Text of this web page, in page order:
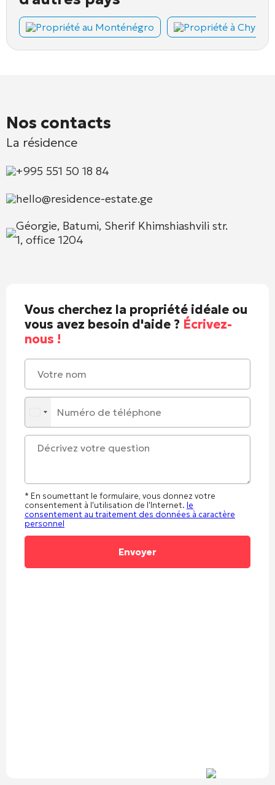
Propriété au Monténégro Propriété à Chypre
Nos contacts
La résidence
+995 551 50 18 84
hello@residence-estate.ge
Géorgie, Batumi, Sherif Khimshiashvili str.
1, office 1204
Vous cherchez la propriété idéale ou
vous avez besoin d'aide ? Écrivez-
nous !
* En soumettant le formulaire, vous donnez votre
consentement à l'utilisation de l'Internet. le
consentement au traitement des données à caractère
personnel